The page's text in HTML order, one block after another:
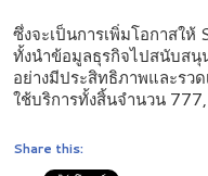
ซึ่งจะเป็นการเพิ่มโอกาสให้
ทั้งนำข้อมูลธุรกิจไปสนับสนุ
อย่างมีประสิทธิภาพและรว
ใช้บริการทั้งสิ้นจำนวน
Share this: